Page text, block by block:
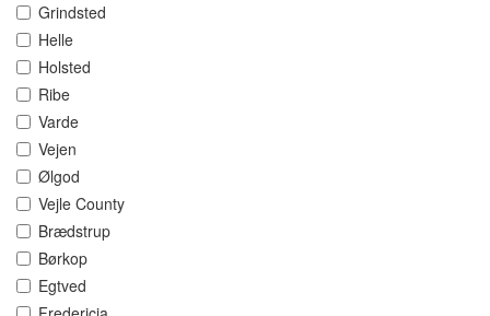
Grindsted
Helle
Holsted
Ribe
Varde
Vejen
Ølgod
Vejle County
Brædstrup
Børkop
Egtved